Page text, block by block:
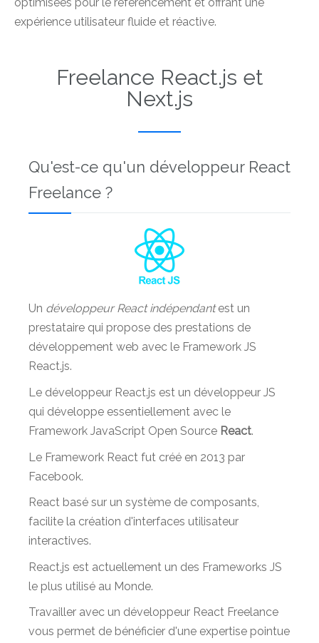
optimisées pour le référencement et offrant une
expérience utilisateur fluide et réactive.
Freelance React.js et
Next.js
Qu'est-ce qu'un développeur React
Freelance ?
Un développeur React indépendantest un
prestataire qui propose des prestations de
développement web avec le Framework JS
React.js.
Le développeur React.js est un développeur JS
qui développe essentiellement avec le
Framework JavaScript Open Source React.
Le Framework React fut créé en 2013 par
Facebook.
React basé sur un système de composants,
facilite la création d'interfaces utilisateur
interactives.
React.js est actuellement un des Frameworks JS
le plus utilisé au Monde.
Travailler avec un développeur React Freelance
vous permet de bénéficier d'une expertise pointue